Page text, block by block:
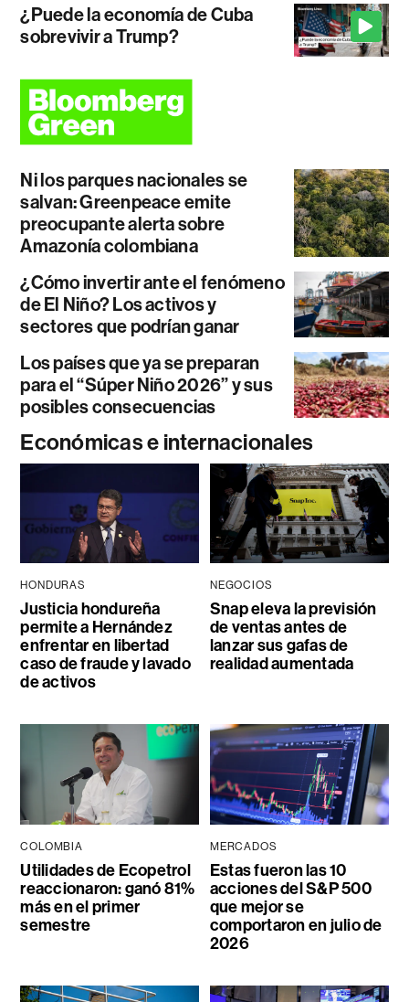
¿Puede la economía de Cuba
sobrevivir a Trump?
Ni los parques nacionales se
salvan: Greenpeace emite
preocupante alerta sobre
Amazonía colombiana
¿Cómo invertir ante el fenómeno
de El Niño? Los activos y
sectores que podrían ganar
Los países que ya se preparan
para el “Súper Niño 2026” y sus
posibles consecuencias
Económicas e internacionales
HONDURAS
Justicia hondureña
permite a Hernández
enfrentar en libertad
caso de fraude y lavado
de activos
NEGOCIOS
Snap eleva la previsión
de ventas antes de
lanzar sus gafas de
realidad aumentada
COLOMBIA
Utilidades de Ecopetrol
reaccionaron: ganó 81%
más en el primer
semestre
MERCADOS
Estas fueron las 10
acciones del S&P 500
que mejor se
comportaron en julio de
2026